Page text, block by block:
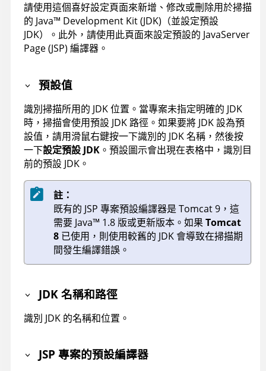
請使用這個喜好設定頁面來新增、修改或刪除用於掃描
的 Java™ Development Kit (JDK)（並設定預設
JDK）。此外，請使用此頁面來設定預設的 JavaServer
Page (JSP) 編譯器。
預設值
識別掃描所用的 JDK 位置。當專案未指定明確的 JDK
時，掃描會使用預設 JDK 路徑。如果要將 JDK 設為預
設值，請用滑鼠右鍵按一下識別的 JDK 名稱，然後按
一下設定預設 JDK 。預設圖示會出現在表格中，識別目
前的預設 JDK。
註：
既有的 JSP 專案預設編譯器是 Tomcat 9 ，這
需要 Java™ 1.8 版或更新版本。如果 Tomcat
8 已使用，則使用較舊的 JDK 會導致在掃描期
間發生編譯錯誤。
JDK 名稱和路徑
識別 JDK 的名稱和位置。
JSP 專案的預設編譯器